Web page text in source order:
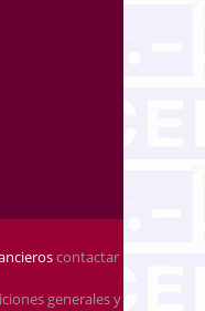
contactar
generales y